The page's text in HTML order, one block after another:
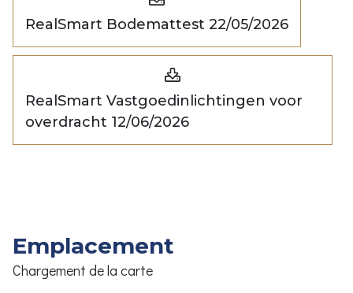
RealSmart Bodemattest 22/05/2026
RealSmart Vastgoedinlichtingen voor
overdracht 12/06/2026
Emplacement
Chargement de la carte